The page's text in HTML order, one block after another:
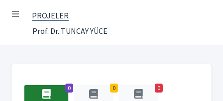
PROJELER
Prof. Dr. TUNCAY YÜCE
0 0 0